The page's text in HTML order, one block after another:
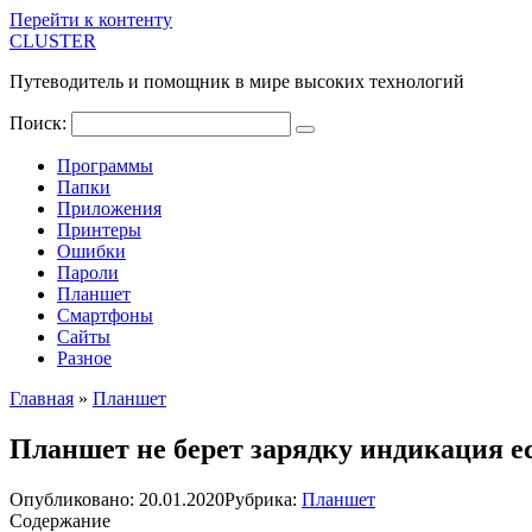
Перейти к контенту
CLUSTER
Путеводитель и помощник в мире высоких технологий
Поиск:
Программы
Папки
Приложения
Принтеры
Ошибки
Пароли
Планшет
Смартфоны
Сайты
Разное
Главная » Планшет
Планшет не берет зарядку индикация
Опубликовано: 20.01.2020Рубрика: Планшет
Содержание